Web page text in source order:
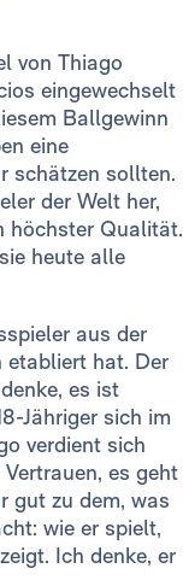
von Thiago
eingewechselt
Ballgewinn
eine
schätzen sollten.
der Welt her,
höchster Qualität.
heute alle
aus der
etabliert hat. Der
es ist
Jähriger sich im
verdient sich
es geht
gut zu dem, was
wie er spielt,
Ich denke, er